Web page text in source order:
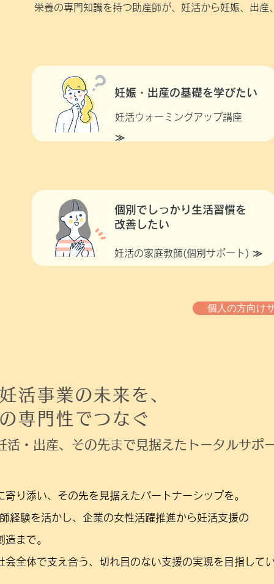
妊活ウォーミングアップ講座
≫
妊娠・出産の基礎を学びたい
栄養の専門知識を持つ助産師が、妊活から妊娠、出
妊活の家庭教師(個別サポート) ≫
個別でしっかり生活習慣を
​改善したい
個人の方向け
活事業の未来を、
専門性でつなぐ
活・出産、その先まで見据えたトータルサポ
寄り添い、その先を見据えたパートナーシップを。
経験を活かし、企業の女性活躍推進から妊活支援の
まで。
会全体で支え合う、切れ目のない支援の実現を目指して